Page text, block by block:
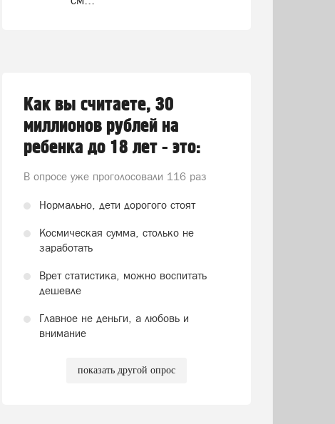
Как вы считаете, 30
миллионов рублей на
ребенка до 18 лет - это:
В опросе уже проголосовали 116 раз
Нормально, дети дорогого стоят
Космическая сумма, столько не
заработать
Врет статистика, можно воспитать
дешевле
Главное не деньги, а любовь и
внимание
показать другой опрос